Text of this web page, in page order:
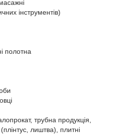
інструментів)
полотна
трубна продукція,
лиштва), плитні